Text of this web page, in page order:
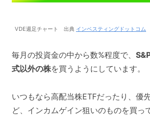
VDE週足チャート 出典 インベスティングドットコム
毎月の投資金の中から数%程度で、
式以外の株を買うようにしています。
いつもなら高配当株ETFだったり、優
ど、インカムゲイン狙いのものを買っ